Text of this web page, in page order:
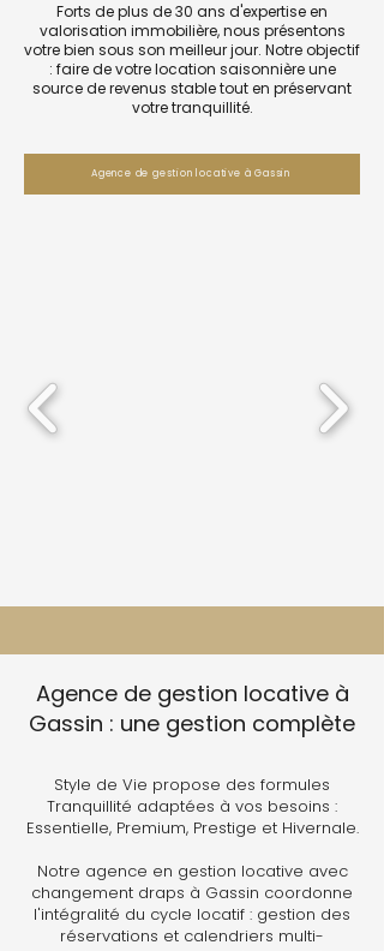
Forts de plus de 30 ans d'expertise en
valorisation immobilière, nous présentons
votre bien sous son meilleur jour. Notre objectif
: faire de votre location saisonnière une
source de revenus stable tout en préservant
votre tranquillité.
Agence de gestion locative à Gassin
Agence de gestion locative à
Gassin : une gestion complète
Style de Vie propose des formules
Tranquillité adaptées à vos besoins :
Essentielle, Premium, Prestige et Hivernale.
Notre agence en gestion locative avec
changement draps à Gassin coordonne
l'intégralité du cycle locatif : gestion des
réservations et calendriers multi-